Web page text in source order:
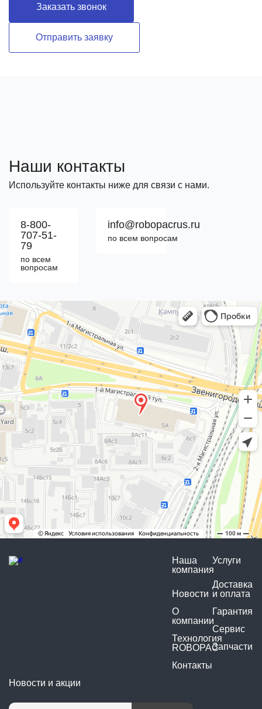
Заказать звонок
Отправить заявку
Наши контакты
Используйте контакты ниже для связи с нами.
8-800-
707-51-
79
по всем
вопросам
info@robopacrus.ru
по всем вопросам
Наша
компания
Новости
О
компании
Технология
ROBOPAC
Контакты
Услуги
Доставка
и оплата
Гарантия
Сервис
Запчасти
Новости и акции